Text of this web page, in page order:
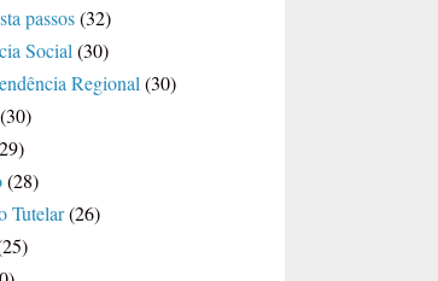
passos(32)
Social(30)
Regional(30)
(30)
(28)
Tutelar(26)